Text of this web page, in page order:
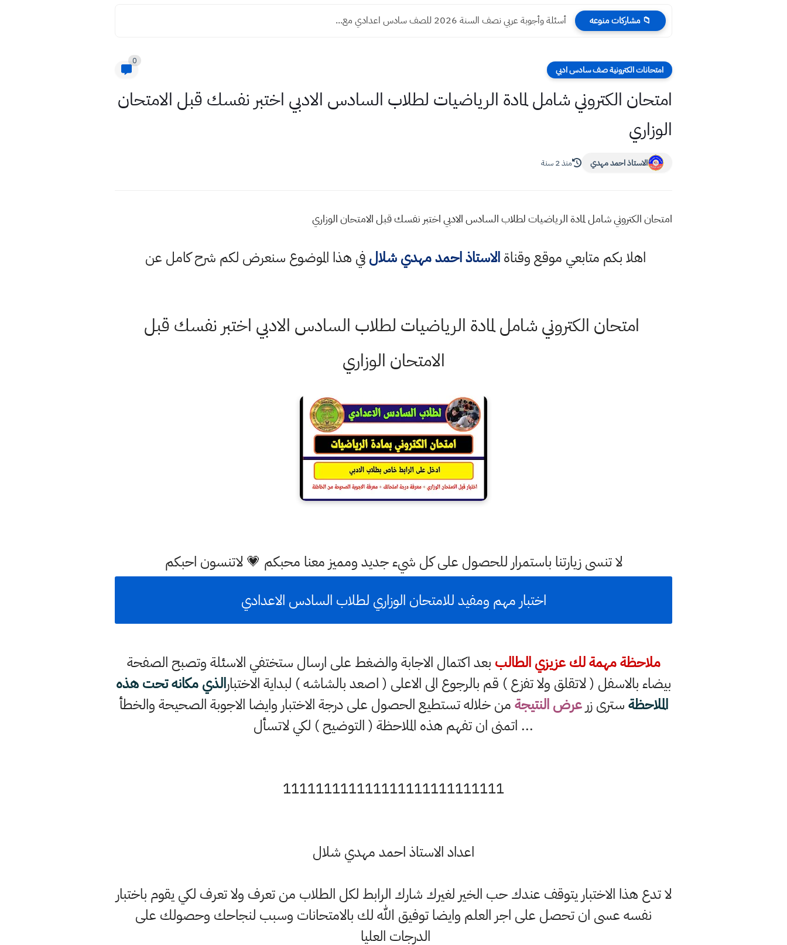
📁 مشاركات منوعه أسئلة وأجوبة عربي نصف السنة 2026 للصف سادس اعدادي مع...
امتحانات الكترونية صف سادس ادبي
0
امتحان الكتروني شامل لمادة الرياضيات لطلاب السادس الادبي اختبر نفسك قبل الامتحان
الوزاري
الاستاذ احمد مهدي منذ 2 سنة
امتحان الكتروني شامل لمادة الرياضيات لطلاب السادس الادبي اختبر نفسك قبل الامتحان الوزاري
اهلا بكم متابعي موقع وقناةالاستاذ احمد مهدي شلالفي هذا الموضوع سنعرض لكم شرح كامل عن
امتحان الكتروني شامل لمادة الرياضيات لطلاب السادس الادبي اختبر نفسك قبل
الامتحان الوزاري
لا تنسى زيارتنا باستمرار للحصول على كل شيء جديد ومميز معنا محبكم 💗 لاتنسون احبكم
اختبار مهم ومفيد للامتحان الوزاري لطلاب السادس الاعدادي
ملاحظة مهمة لك عزيزي الطالب بعد اكتمال الاجابة والضغط على ارسال ستختفي الاسئلة وتصبح الصفحة
بيضاء بالاسفل ( لاتقلق ولا تفزع ) قم بالرجوع الى الاعلى ( اصعد بالشاشه ) لبداية الاختبارالذي مكانه تحت هذه
الملاحظةسترى زرعرض النتيجةمن خلاله تستطيع الحصول على درجة الاختبار وايضا الاجوبة الصحيحة والخطأ
... اتمنى ان تفهم هذه الملاحظة ( التوضيح ) لكي لاتسأل
111111111111111111111111111
اعداد الاستاذ احمد مهدي شلال
لا تدع هذا الاختبار يتوقف عندك حب الخير لغيرك شارك الرابط لكل الطلاب من تعرف ولا تعرف لكي يقوم باختبار
نفسه عسى ان تحصل على اجر العلم وايضا توفيق الله لك بالامتحانات وسبب لنجاحك وحصولك على
الدرجات العليا